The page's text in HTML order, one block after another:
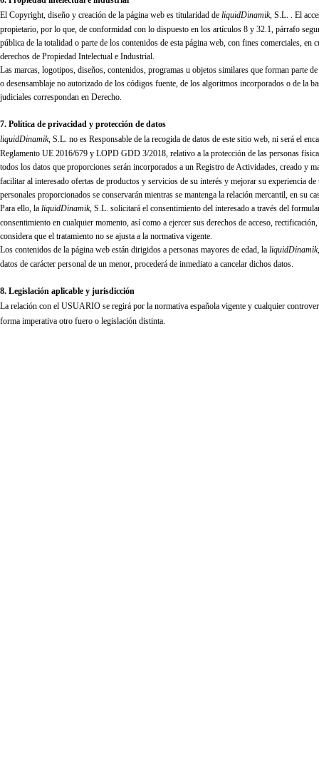
El Copyright, diseño y creación de la página web es titularidad de liquidDinamik, S.L. . El
propietario, por lo que, de conformidad con lo dispuesto en los artículos 8 y 32.1, párrafo
pública de la totalidad o parte de los contenidos de esta página web, con fines comerciales,
derechos de Propiedad Intelectual e Industrial.
Las marcas, logotipos, diseños, contenidos, programas u objetos similares que forman parte
o desensamblaje no autorizado de los códigos fuente, de los algoritmos incorporados o de la
judiciales correspondan en Derecho.
7. Política de privacidad y protección de datos
liquidDinamik, S.L. no es Responsable de la recogida de datos de este sitio web, ni será el
Reglamento UE 2016/679 y LOPD GDD 3/2018, relativo a la protección de las personas
todos los datos que proporciones serán incorporados a un Registro de Actividades, creado y
facilitar al interesado ofertas de productos y servicios de su interés y mejorar su experiencia
personales proporcionados se conservarán mientras se mantenga la relación mercantil, en su
Para ello, la liquidDinamik, S.L. solicitará el consentimiento del interesado a través del
consentimiento en cualquier momento, así como a ejercer sus derechos de acceso,
considera que el tratamiento no se ajusta a la normativa vigente.
Los contenidos de la página web están dirigidos a personas mayores de edad, la liquidDinamik
datos de carácter personal de un menor, procederá de inmediato a cancelar dichos datos.
8. Legislación aplicable y jurisdicción
La relación con el USUARIO se regirá por la normativa española vigente y cualquier
forma imperativa otro fuero o legislación distinta.